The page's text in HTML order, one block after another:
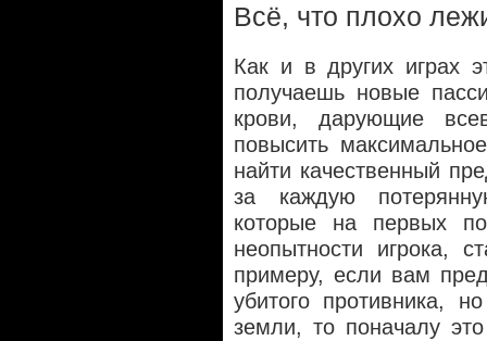
Всё, что плохо
Как и в других играх
получаешь новые
крови, дарующие
повысить
найти качественный
за каждую
которые на первых
неопытности игрока,
примеру, если вам
убитого противника,
земли, то поначалу